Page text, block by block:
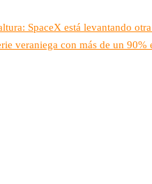
SpaceX está levantando
veraniega con más de un 90%